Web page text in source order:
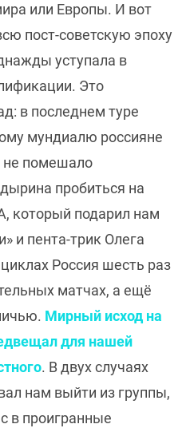
или Европы. И вот
пост-советскую эпоху
уступала в
Это
в последнем туре
мундиалю россияне
не помешало
пробиться на
который подарил нам
и пента-трик Олега
Россия шесть раз
матчах, а ещё
Мирный исход на
для нашей
. В двух случаях
нам выйти из группы,
в проигранные